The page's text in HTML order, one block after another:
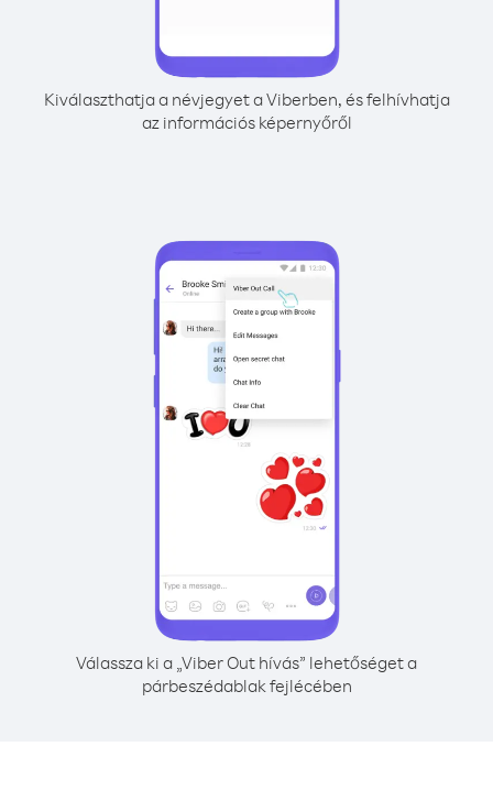
Kiválaszthatja a névjegyet a Viberben, és felhívhatja
az információs képernyőről
Válassza ki a „Viber Out hívás” lehetőséget a
párbeszédablak fejlécében